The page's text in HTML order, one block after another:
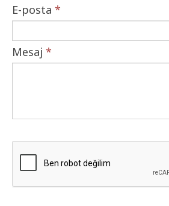
E-posta *
Mesaj *